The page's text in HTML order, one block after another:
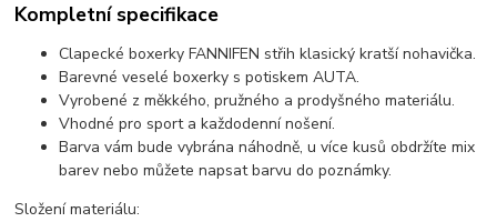
Kompletní specifikace
Clapecké boxerky FANNIFEN střih klasický kratší nohavička.
Barevné veselé boxerky s potiskem AUTA.
Vyrobené z měkkého, pružného a prodyšného materiálu.
Vhodné pro sport a každodenní nošení.
Barva vám bude vybrána náhodně, u více kusů obdržíte mix
barev nebo můžete napsat barvu do poznámky.
Složení materiálu: